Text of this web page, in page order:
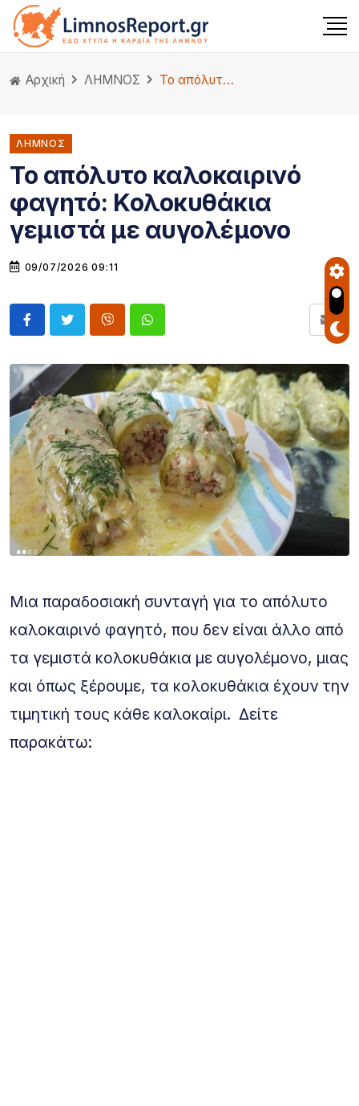
Αρχική ΛΗΜΝΟΣ Το απόλυτο καλοκαιρινό φαγητό: Κολοκυθάκια γεμιστά με αυγολέμονο
ΛΗΜΝΟΣ
Το απόλυτο καλοκαιρινό
φαγητό: Κολοκυθάκια
γεμιστά με αυγολέμονο
09/07/2026 09:11
Μια παραδοσιακή συνταγή για το απόλυτο
καλοκαιρινό φαγητό, που δεν είναι άλλο από
τα γεμιστά κολοκυθάκια με αυγολέμονο, μιας
και όπως ξέρουμε, τα κολοκυθάκια έχουν την
τιμητική τους κάθε καλοκαίρι. Δείτε
παρακάτω: